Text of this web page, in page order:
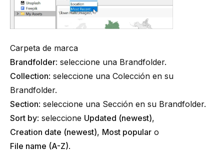
Carpeta de marca
Brandfolder: seleccione una Brandfolder.
Collection: seleccione una Colección en su
Brandfolder.
Section: seleccione una Sección en su Brandfolder.
Sort by: seleccione Updated (newest),
Creation date (newest), Most popular o
File name (A-Z).